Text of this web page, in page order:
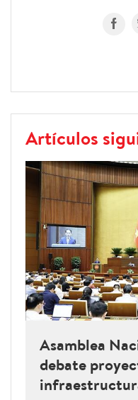
Artículos
Asamblea
debate